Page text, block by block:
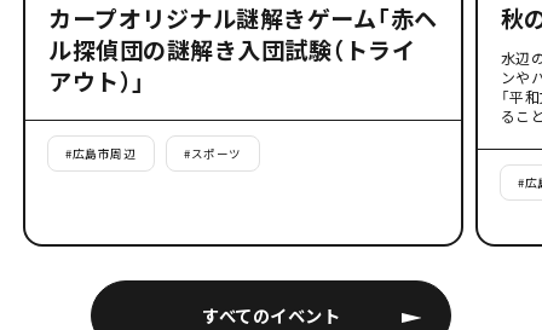
すべてのイベント
カープオリジナル謎解きゲーム「赤ヘ
ル探偵団の謎解き入団試験（トライ
アウト）」
#広島市周辺 #スポーツ
秋
水辺
ンや
「平
るこ
#広